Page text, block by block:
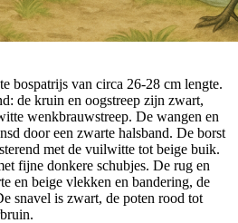
bospatrijs van circa 26-28 cm lengte.
de kruin en oogstreep zijn zwart,
wenkbrauwstreep. De wangen en
door een zwarte halsband. De borst
met de vuilwitte tot beige buik.
fijne donkere schubjes. De rug en
en beige vlekken en bandering, de
snavel is zwart, de poten rood tot